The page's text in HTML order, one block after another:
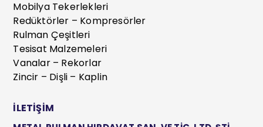
Mobilya Tekerlekleri
Redüktörler – Kompresörler
Rulman Çeşitleri
Tesisat Malzemeleri
Vanalar – Rekorlar
Zincir – Dişli – Kaplin
İLETİŞİM